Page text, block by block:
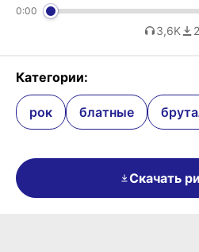
0:00
3,6K
Категории:
рок блатные
Скачать